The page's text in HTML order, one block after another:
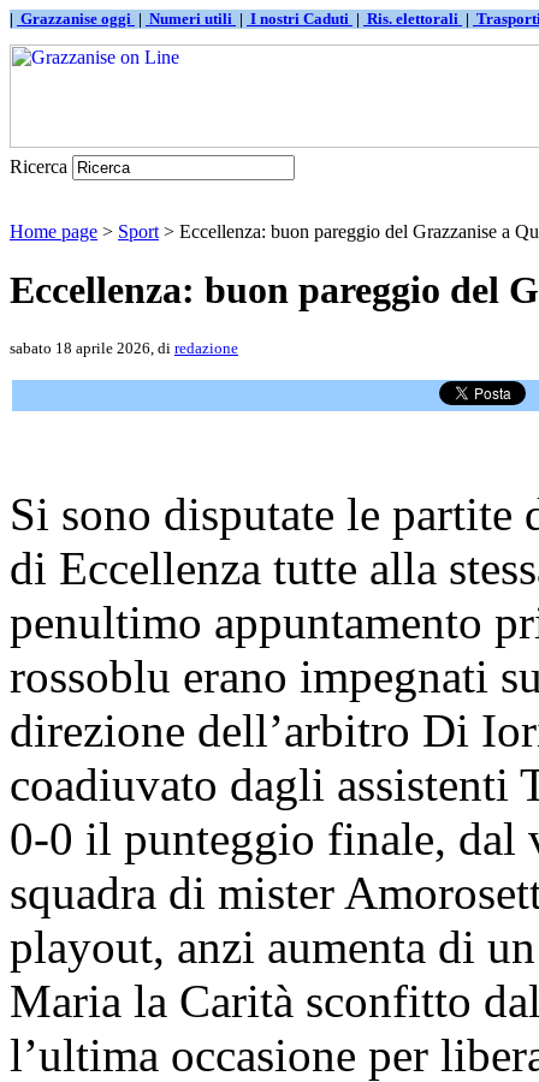
| Grazzanise oggi | Numeri utili | I nostri Caduti | Ris. elettorali |
Ricerca
Home page > Sport > Eccellenza: buon pareggio del Grazzanise a
Eccellenza: buon pareggio del
sabato 18 aprile 2026, di redazione
Si sono disputate le partite
di Eccellenza tutte alla
penultimo appuntamento
rossoblu erano impegnati
direzione dell’arbitro Di
coadiuvato dagli assistenti
0-0 il punteggio finale, dal
squadra di mister
playout, anzi aumenta di
Maria la Carità sconfitto
l’ultima occasione per